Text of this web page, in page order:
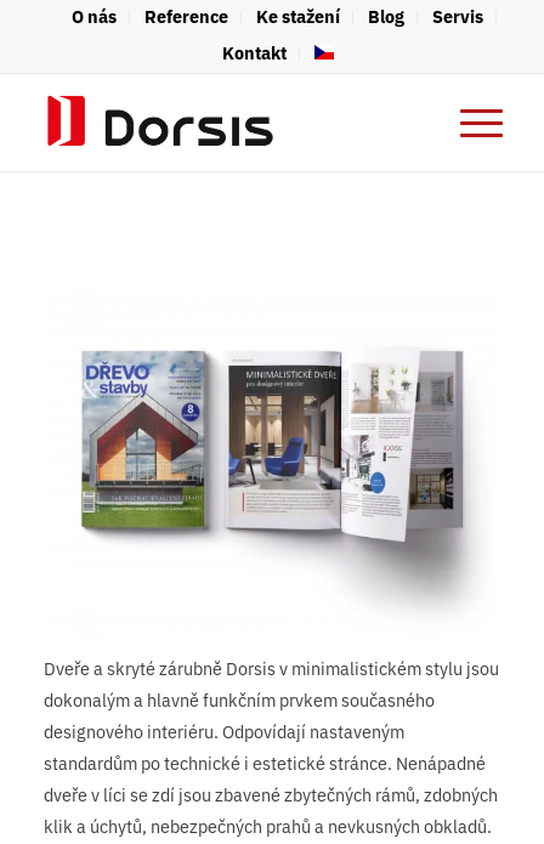
O nás Reference Ke stažení Blog
Servis
Kontakt
Dveře a skryté zárubně Dorsis v minimalistickém stylu jsou
dokonalým a hlavně funkčním prvkem současného
designového interiéru. Odpovídají nastaveným
standardům po technické i estetické stránce. Nenápadné
dveře v líci se zdí jsou zbavené zbytečných rámů, zdobných
klik a úchytů, nebezpečných prahů a nevkusných obkladů.